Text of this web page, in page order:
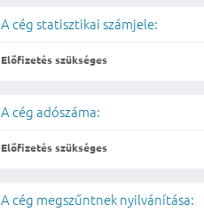
A cég statisztikai számjele:
Előfizetés szükséges
A cég adószáma:
Előfizetés szükséges
A cég megszűntnek nyilvánítása: